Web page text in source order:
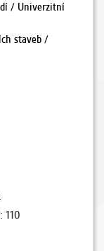
/ Univerzitní
staveb /
110